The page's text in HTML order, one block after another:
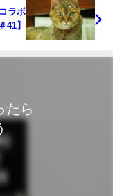
ラボ
＃41】
たら